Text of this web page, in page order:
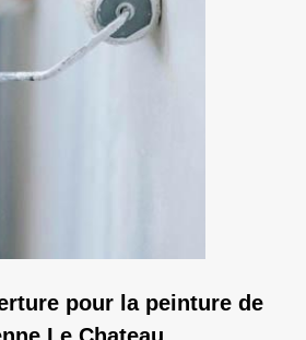
pour la peinture de